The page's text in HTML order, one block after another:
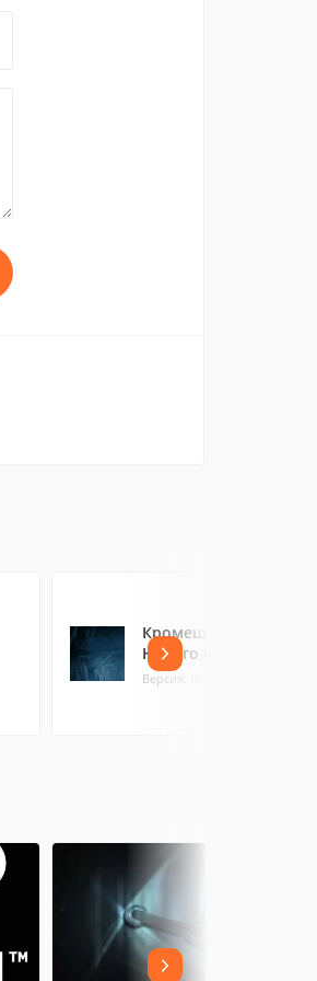
Кромешная тьма.
Никого на борту
Версия: latest